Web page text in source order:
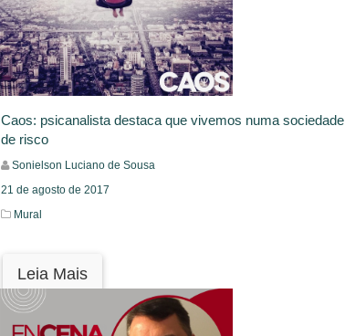
Caos: psicanalista destaca que vivemos numa sociedade
de risco
Sonielson Luciano de Sousa
21 de agosto de 2017
Mural
Leia Mais